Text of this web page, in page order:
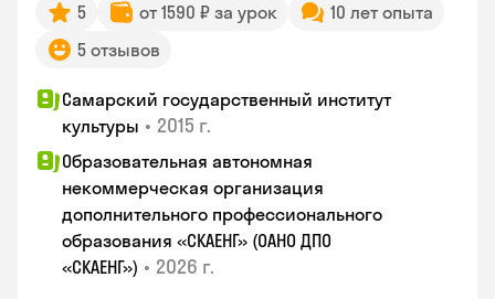
5 от 1590 ₽ за урок
10 лет опыта
5 отзывов
Самарский государственный институт
культуры • 2015 г.
Образовательная автономная
некоммерческая организация
дополнительного профессионального
образования «СКАЕНГ» (ОАНО ДПО
«СКАЕНГ») • 2026 г.